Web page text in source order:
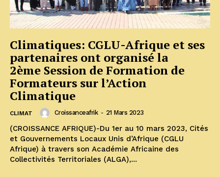
Climatiques: CGLU-Afrique et ses
partenaires ont organisé la
2ème Session de Formation de
Formateurs sur l’Action
Climatique
CLIMAT Croissanceafrik - 21 Mars 2023
(CROISSANCE AFRIQUE)-Du 1er au 10 mars 2023, Cités
et Gouvernements Locaux Unis d’Afrique (CGLU
Afrique) à travers son Académie Africaine des
Collectivités Territoriales (ALGA),...